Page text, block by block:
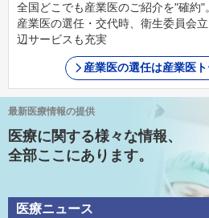
全国どこでも産業医のご紹介を"確約"
産業医の選任・交代時、衛生委員会
辺サービスも充実
産業医の選任は産業医
最新医療情報の提供
医療に関する様々な情報、
全部ここにあります。
医療ニュース